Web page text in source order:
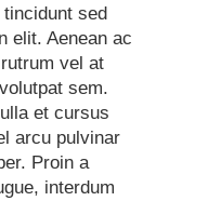
sed
elit. Aenean ac
vel at
sem.
et cursus
arcu pulvinar
Proin a
interdum